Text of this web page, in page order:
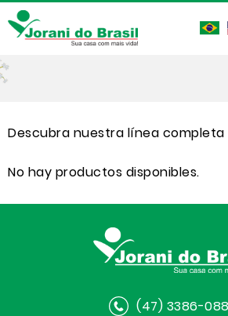
Descubra nuestra línea
No hay productos disponibles.
(47) 3386-